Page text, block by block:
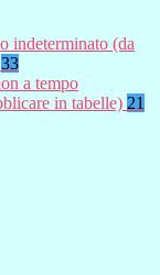
indeterminato (da
33
a tempo
in tabelle) 21